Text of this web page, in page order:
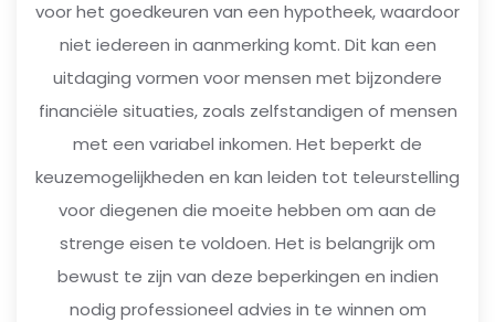
voor het goedkeuren van een hypotheek, waardoor
niet iedereen in aanmerking komt. Dit kan een
uitdaging vormen voor mensen met bijzondere
financiële situaties, zoals zelfstandigen of mensen
met een variabel inkomen. Het beperkt de
keuzemogelijkheden en kan leiden tot teleurstelling
voor diegenen die moeite hebben om aan de
strenge eisen te voldoen. Het is belangrijk om
bewust te zijn van deze beperkingen en indien
nodig professioneel advies in te winnen om